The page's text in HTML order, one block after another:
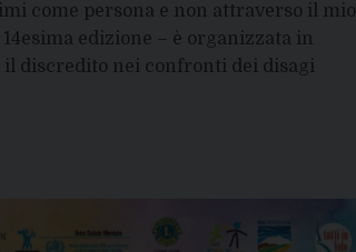
come persona e non attraverso il mio
edizione – è organizzata in
discredito nei confronti dei disagi